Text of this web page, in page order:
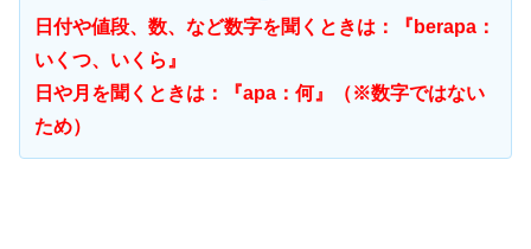
日付や値段、数、など数字を聞くときは：『berapa：
いくつ、いくら』
日や月を聞くときは：『apa：何』（※数字ではない
ため）